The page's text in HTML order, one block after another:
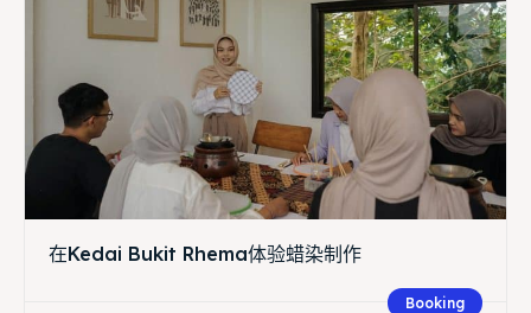
在Kedai Bukit Rhema体验蜡染制作
Booking